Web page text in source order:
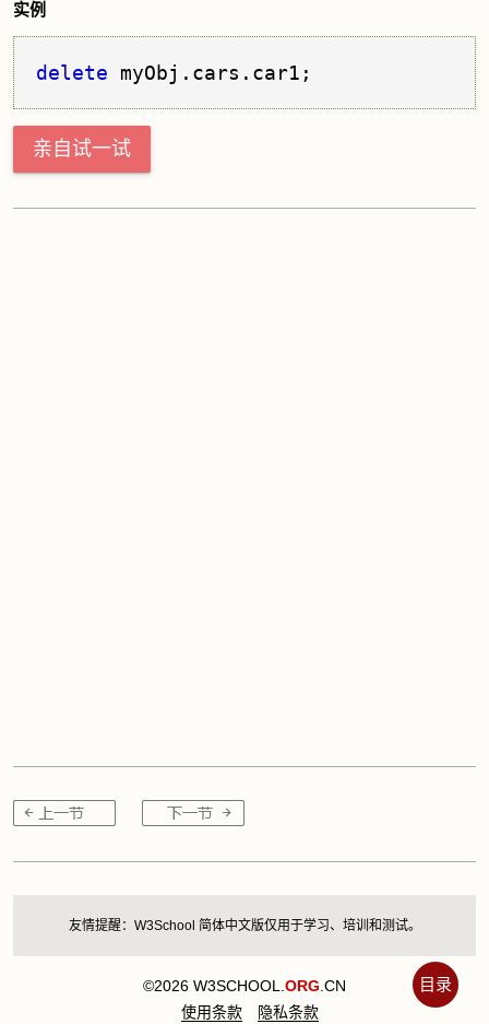
实例
delete myObj. cars . car1 ;
亲自试一试
目录
友情提醒：W3School 简体中文版仅用于学习、培训和测试。
©2026 W3SCHOOL. ORG .CN
使用条款
隐私条款